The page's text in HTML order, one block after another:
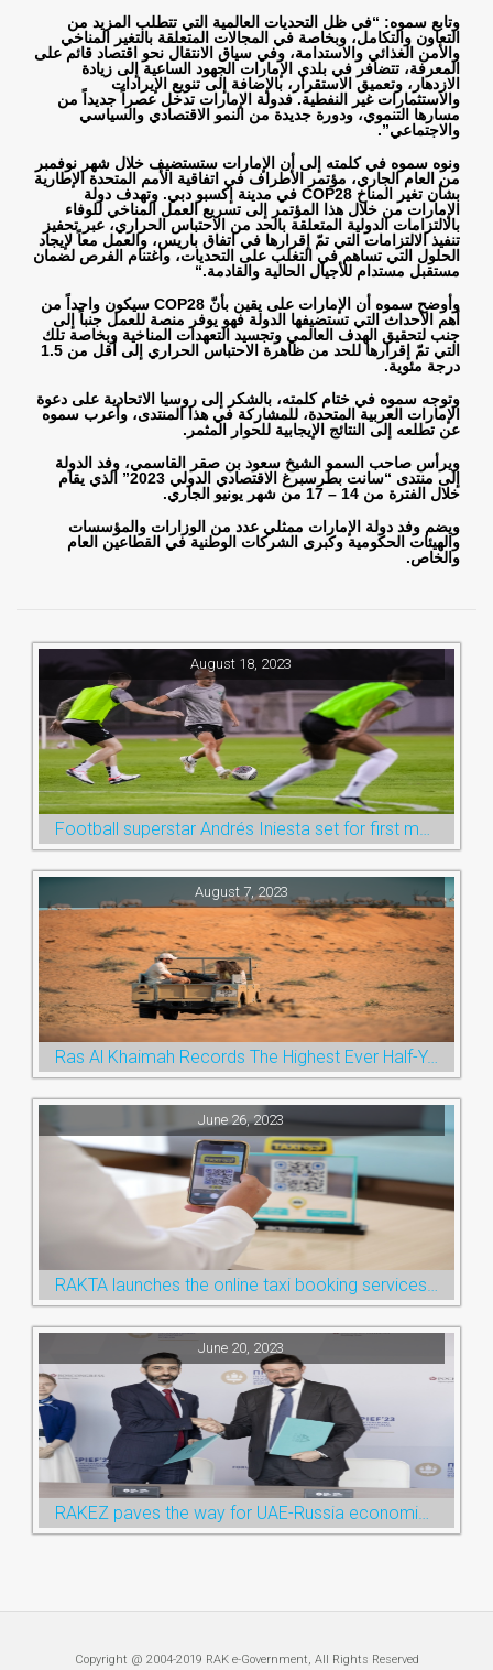
وتابع سموه: “في ظل التحديات العالمية التي تتطلب المزيد من
التعاون والتكامل، وبخاصة في المجالات المتعلقة بالتغير المناخي
والأمن الغذائي والاستدامة، وفي سياق الانتقال نحو اقتصاد قائم على
المعرفة، تتضافر في بلدي الإمارات الجهود الساعية إلى زيادة
الازدهار، وتعميق الاستقرار، بالإضافة إلى تنويع الإيرادات
والاستثمارات غير النفطية. فدولة الإمارات تدخل عصراً جديداً من
مسارها التنموي، ودورة جديدة من النمو الاقتصادي والسياسي
والاجتماعي.”
ونوه سموه في كلمته إلى أن الإمارات ستستضيف خلال شهر نوفمبر
من العام الجاري، مؤتمر الأطراف في اتفاقية الأمم المتحدة الإطارية
بشأن تغير المناخ COP28 في مدينة إكسبو دبي. وتهدف دولة
الإمارات من خلال هذا المؤتمر إلى تسريع العمل المناخي للوفاء
بالالتزامات الدولية المتعلقة بالحد من الاحتباس الحراري، عبر تحفيز
تنفيذ الالتزامات التي تمّ إقرارها في اتفاق باريس، والعمل معاً لإيجاد
الحلول التي تساهم في التغلب على التحديات، واغتنام الفرص لضمان
مستقبل مستدام للأجيال الحالية والقادمة“.
وأوضح سموه أن الإمارات على يقين بأنّ COP28 سيكون واحداً من
أهم الأحداث التي تستضيفها الدولة فهو يوفر منصة للعمل جنباً إلى
جنب لتحقيق الهدف العالمي وتجسيد التعهدات المناخية وبخاصة تلك
التي تمّ إقرارها للحد من ظاهرة الاحتباس الحراري إلى أقل من 1.5
درجة مئوية.
وتوجه سموه في ختام كلمته، بالشكر إلى روسيا الاتحادية على دعوة
الإمارات العربية المتحدة، للمشاركة في هذا المنتدى، وأعرب سموه
عن تطلعه إلى النتائج الإيجابية للحوار المثمر .
ويرأس صاحب السمو الشيخ سعود بن صقر القاسمي، وفد الدولة
إلى منتدى “سانت بطرسبرغ الاقتصادي الدولي 2023” الذي يقام
خلال الفترة من 14 – 17 من شهر يونيو الجاري
.
ويضم وفد دولة الإمارات ممثلي عدد من الوزارات والمؤسسات
والهيئات الحكومية وكبرى الشركات الوطنية في القطاعين العام
والخاص.
August 18, 2023
Football superstar Andrés Iniesta set for first match with Ras Al Khaimah’s Emirates Club
August 7, 2023
Ras Al Khaimah Records The Highest Ever Half-Year Arrival Numbers, Welcoming 600k Visitors To The Nature Emirate
June 26, 2023
RAKTA launches the online taxi booking services via the QR Code
June 20, 2023
RAKEZ paves the way for UAE-Russia economic cooperation during St. Petersburg visit
Copyright @ 2004-2019 RAK e-Government, All Rights Reserved